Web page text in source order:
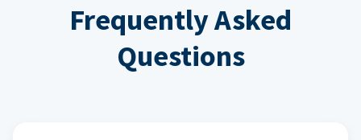
Frequently Asked
Questions